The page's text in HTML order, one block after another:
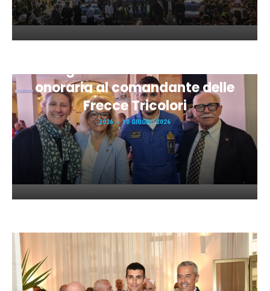
Giugno con la cittadinanza
onoraria al comandante delle
Frecce Tricolori
2026 10 GIUGNO 2026